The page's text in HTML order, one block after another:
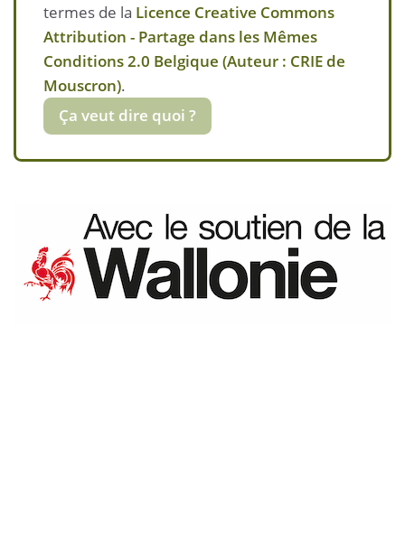
termes de la Licence Creative Commons
Attribution - Partage dans les Mêmes
Conditions 2.0 Belgique (Auteur : CRIE de
Mouscron).
Ça veut dire quoi ?